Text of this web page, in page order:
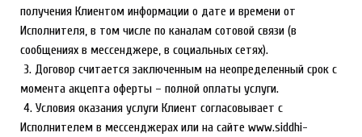
получения Клиентом информации о дате и времени от
Исполнителя, в том числе по каналам сотовой связи (в
сообщениях в месcенджере, в социальных сетях).
3. Договор считается заключенным на неопределенный срок с
момента акцепта оферты – полной оплаты услуги.
4. Условия оказания услуги Клиент согласовывает с
Исполнителем в мессенджерах или на сайте www.siddhi-